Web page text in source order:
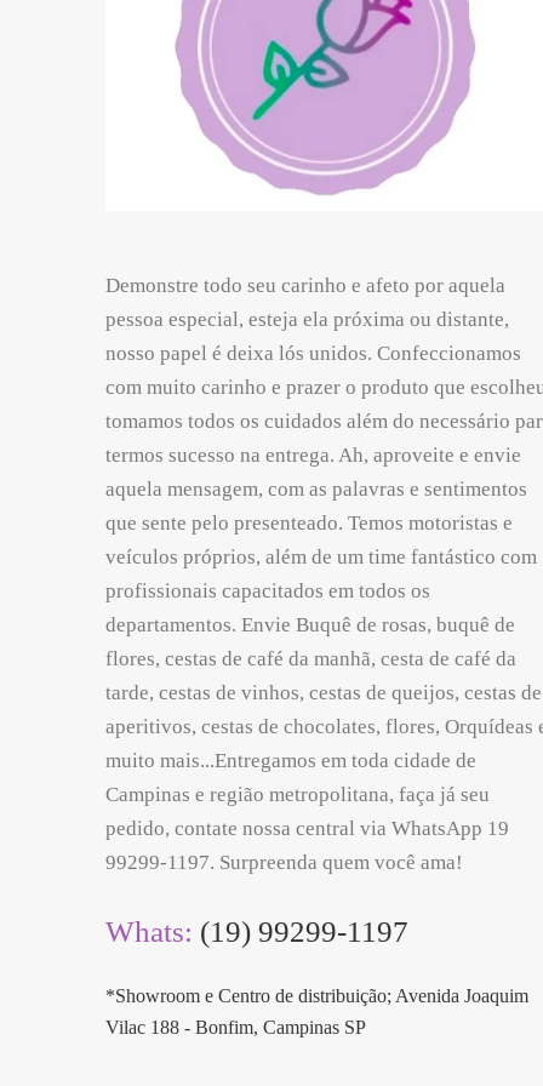
Demonstre todo seu carinho e afeto por aquela
pessoa especial, esteja ela próxima ou distante,
nosso papel é deixa lós unidos. Confeccionamos
com muito carinho e prazer o produto que
tomamos todos os cuidados além do necessário
termos sucesso na entrega. Ah, aproveite e envie
aquela mensagem, com as palavras e sentimentos
que sente pelo presenteado. Temos motoristas e
veículos próprios, além de um time fantástico com
profissionais capacitados em todos os
departamentos. Envie Buquê de rosas, buquê de
flores, cestas de café da manhã, cesta de café da
tarde, cestas de vinhos, cestas de queijos, cestas de
aperitivos, cestas de chocolates, flores, Orquídeas
muito mais...Entregamos em toda cidade de
Campinas e região metropolitana, faça já seu
pedido, contate nossa central via WhatsApp 19
99299-1197. Surpreenda quem você ama!
Whats: (19) 99299-1197
*Showroom e Centro de distribuição; Avenida Joaquim
Vilac 188 - Bonfim, Campinas SP